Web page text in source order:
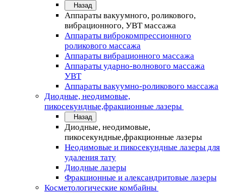
Назад
Аппараты вакуумного, роликового,
вибрационного, УВТ массажа
Аппараты виброкомпрессионного
роликового массажа
Аппараты вибрационного массажа
Аппараты ударно-волнового массажа
УВТ
Аппараты вакуумно-роликового массажа
Диодные, неодимовые,
пикосекундные,фракционные лазеры
Назад
Диодные, неодимовые,
пикосекундные,фракционные лазеры
Неодимовые и пикосекундные лазеры для
удаления тату
Диодные лазеры
Фракционные и александритовые лазеры
Косметологические комбайны